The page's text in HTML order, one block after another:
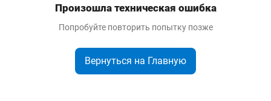
Произошла техническая ошибка
Попробуйте повторить попытку позже
Вернуться на Главную